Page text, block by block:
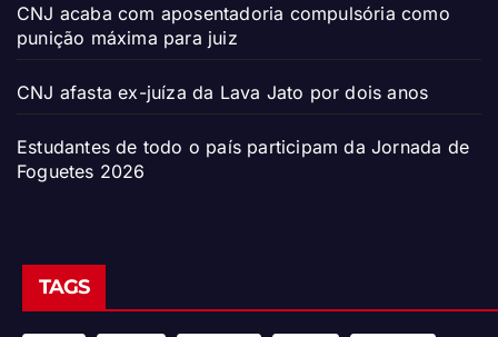
CNJ acaba com aposentadoria compulsória como
punição máxima para juiz
CNJ afasta ex-juíza da Lava Jato por dois anos
Estudantes de todo o país participam da Jornada de
Foguetes 2026
TAGS